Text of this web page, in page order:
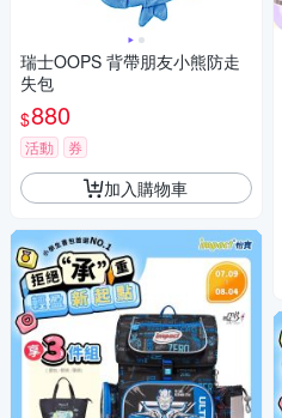
瑞士OOPS 背帶朋友小熊防走
失包
$880
活動 券
加入購物車